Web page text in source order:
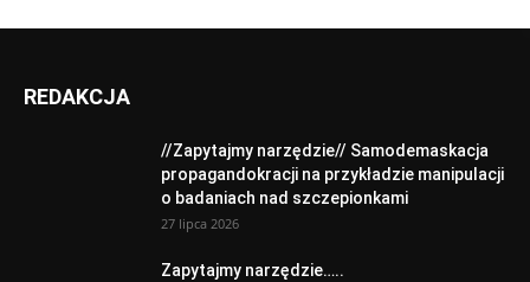
REDAKCJA
//Zapytajmy narzędzie// Samodemaskacja
propagandokracji na przykładzie manipulacji
o badaniach nad szczepionkami
27 lipca 2026
Zapytajmy narzędzie…..